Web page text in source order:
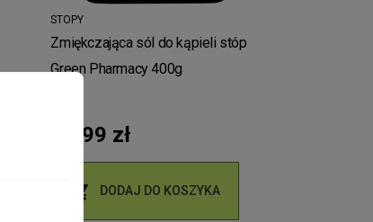
STOPY
Zmiękczająca sól do kąpieli stóp
Green Pharmacy 400g
11,99 zł
 DODAJ DO KOSZYKA